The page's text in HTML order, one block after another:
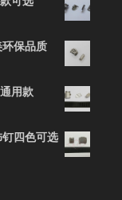
环保品质
用款
钉四色可选